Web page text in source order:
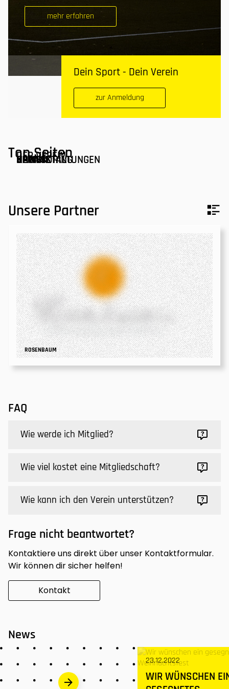
mehr erfahren
Dein Sport - Dein Verein
zur Anmeldung
Top Seiten
DER VEREIN
ANPRECHPARTNER
SPONSORING
NEWS
VERANSTALTUNGEN
KONTAKT
DAMEN
Unsere Partner
ROSENBAUM
FAQ
Wie werde ich Mitglied?
Wie viel kostet eine Mitgliedschaft?
Wie kann ich den Verein unterstützen?
Frage nicht beantwortet?
Kontaktiere uns direkt über unser Kontaktformular.
Wir können dir sicher helfen!
Kontakt
News
23.12.2022
WIR WÜNSCHEN